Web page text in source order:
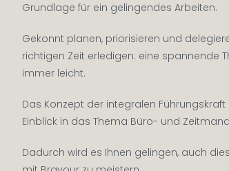
Grundlage für ein gelingendes Arbeiten.
Gekonnt planen, priorisieren und
richtigen Zeit erledigen: eine spannende
immer leicht.
Das Konzept der integralen
Einblick in das Thema Büro- und
Dadurch wird es Ihnen gelingen, auch